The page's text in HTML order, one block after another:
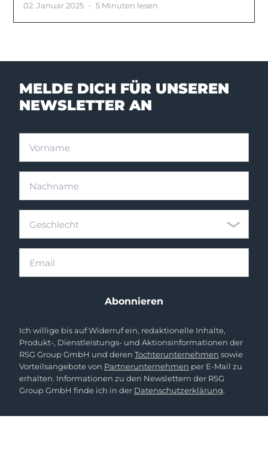
02. Januar 2025 • 5 Minuten lesen
MELDE DICH FÜR UNSEREN
NEWSLETTER AN
Geschlecht
Abonnieren
Ich willige bis auf Widerruf ein, redaktionelle Inhalte,
Produkt-, Dienstleistungs- und Aktionsinformationen der
RSG Group GmbH und derenTochterunternehmen sowie
Vorteilsangebote von Partnerunternehmen per E-Mail zu
erhalten. Informationen zu den Newslettern der RSG
Group GmbH finde ich in der Datenschutzerklärung.